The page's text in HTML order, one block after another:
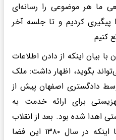
ما هر موضوعی را رسانه‌ای
پیگیری کردیم و تا جلسه آخر
کنیم.
بیان اینکه از دادن اطلاعات
بگوید، اظهار داشت: ملک
دادگستری اصفهان پیش از
برای ارائه خدمت به
اهدا شده بود. بعد از انقلاب
هم همین کاربری را داشته تا اینکه در سال ۱۳۸۰ این فضا